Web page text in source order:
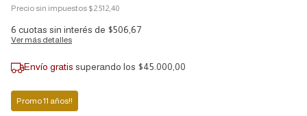
Precio sin impuestos $2.512,40
6 cuotas sin interés de $506,67
Ver más detalles
Envío gratis superando los $45.000,00
Promo 11 años!!